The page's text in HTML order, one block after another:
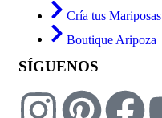
Cría tus Mariposas
Boutique Aripoza
SÍGUENOS